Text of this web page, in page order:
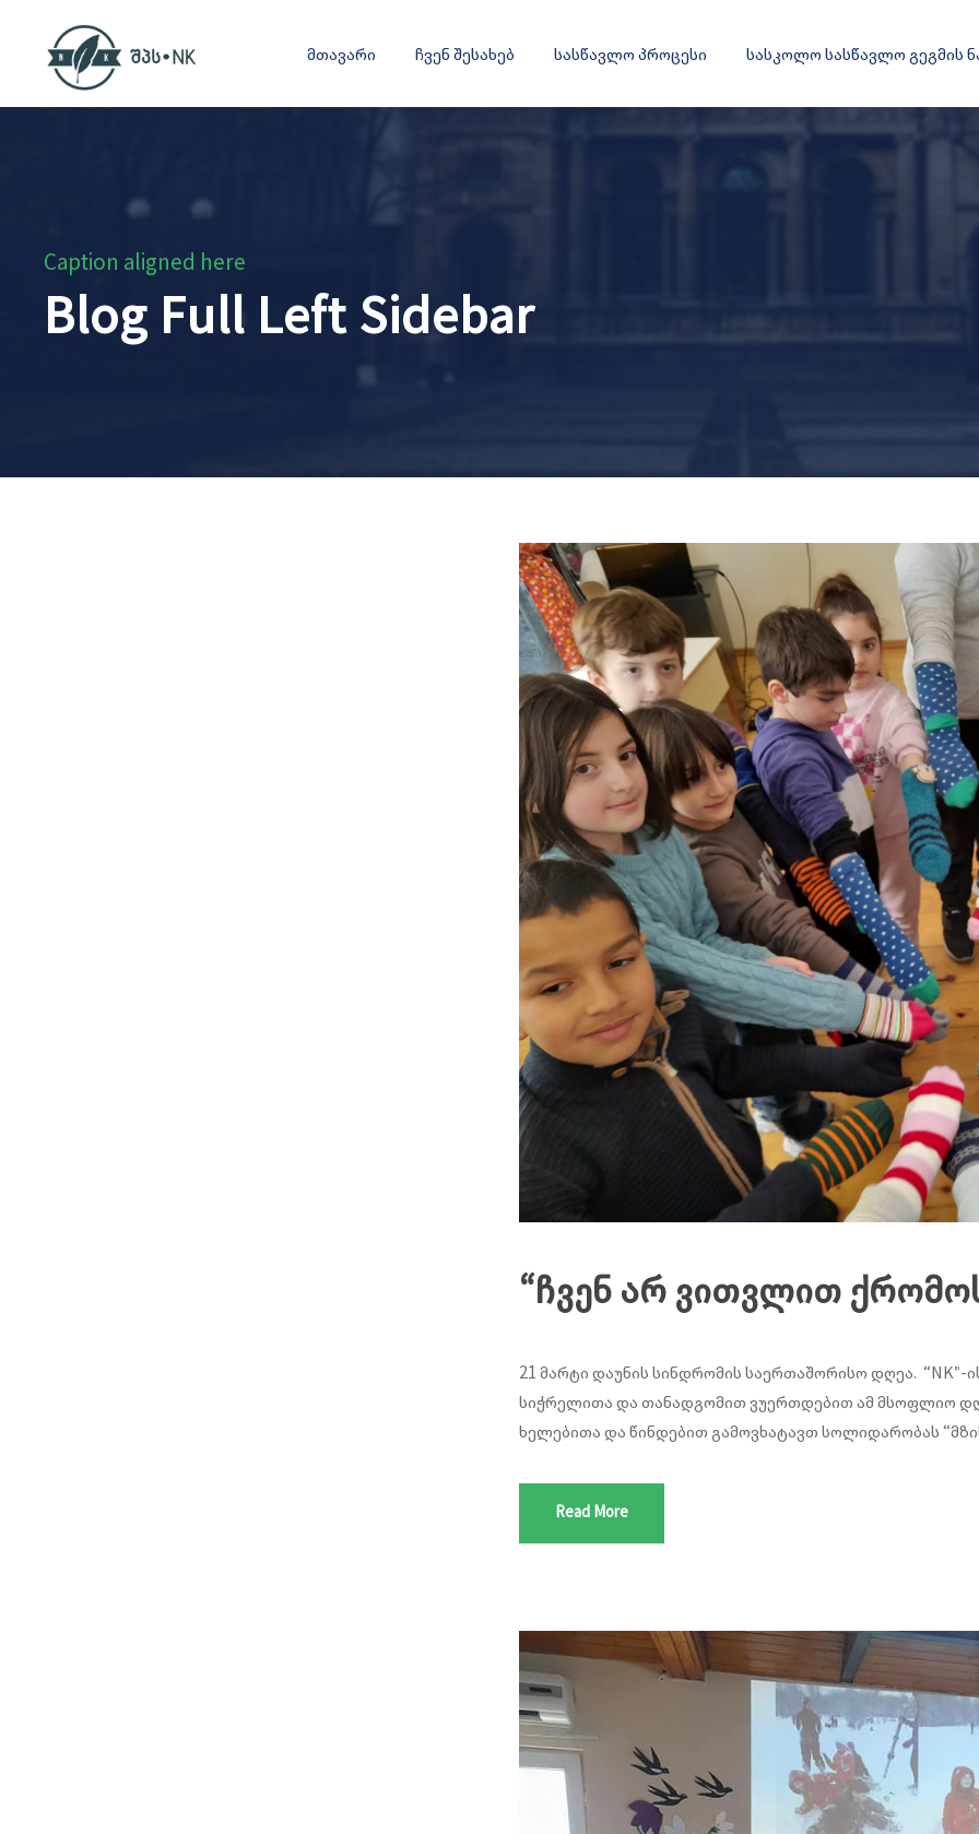
მთავარი ჩვენ შესახებ სასწავლო პროცესი სასკოლო სასწავლო გეგმის
Caption aligned here
Blog Full Left Sidebar
“ჩვენ არ ვითვლით
21 მარტი დაუნის სინდრომის საერთაშორისო დღეა. “NK”-
სიჭრელითა და თანადგომით ვუერთდებით ამ მსოფლიო
ხელებითა და წინდებით გამოვხატავთ სოლიდარობას
Read More